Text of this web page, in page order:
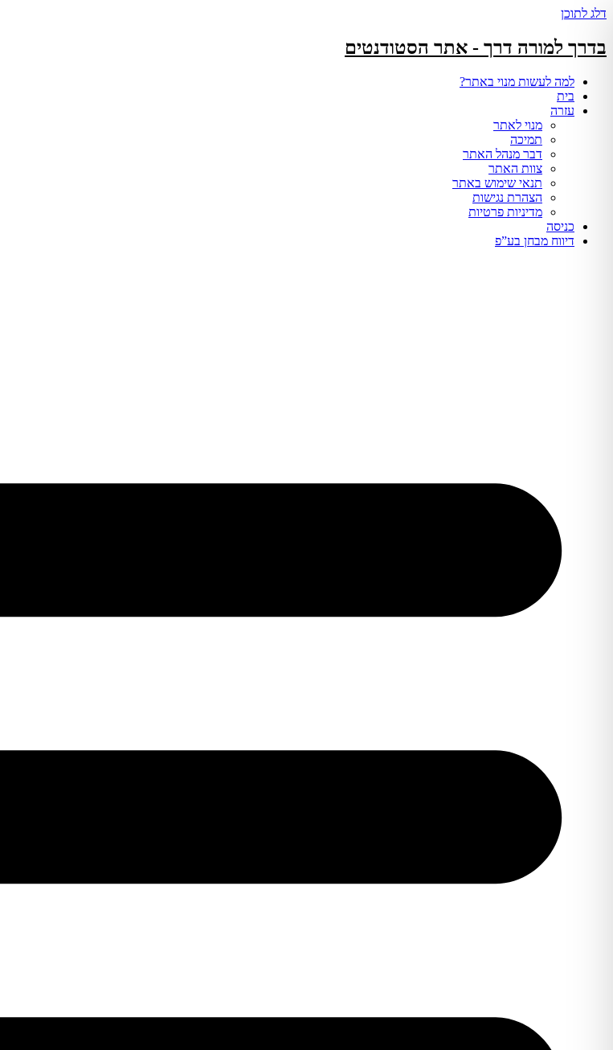
דלג לתוכן
בדרך למורה דרך - אתר הסטודנטים
למה לעשות מנוי באתר?
בית
עזרה
מנוי לאתר
תמיכה
דבר מנהל האתר
צוות האתר
תנאי שימוש באתר
הצהרת נגישות
מדיניות פרטיות
כניסה
דיווח מבחן בע”פ